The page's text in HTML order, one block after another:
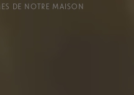
DE NOTRE MAISON